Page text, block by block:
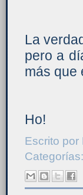
La
pero a
más que
Ho!
Escrito por
Categorías: